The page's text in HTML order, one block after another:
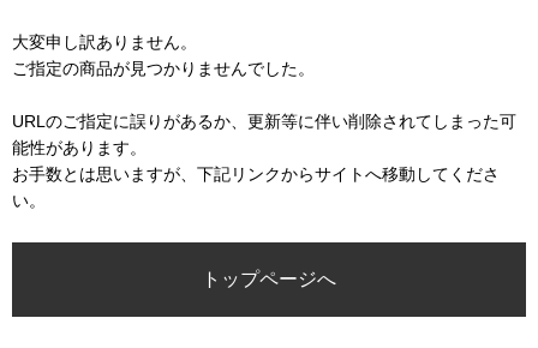
大変申し訳ありません。
ご指定の商品が見つかりませんでした。
URLのご指定に誤りがあるか、更新等に伴い削除されてしまった可
能性があります。
お手数とは思いますが、下記リンクからサイトへ移動してくださ
い。
トップページへ